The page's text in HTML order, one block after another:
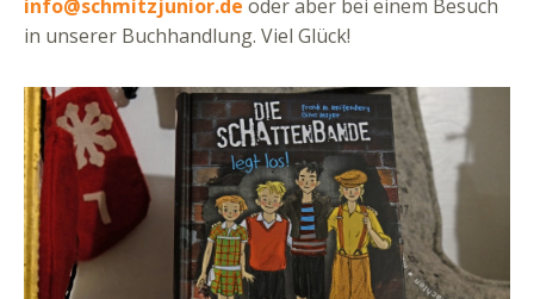
info@schmitzjunior.de oder aber bei einem Besuch
in unserer Buchhandlung. Viel Glück!